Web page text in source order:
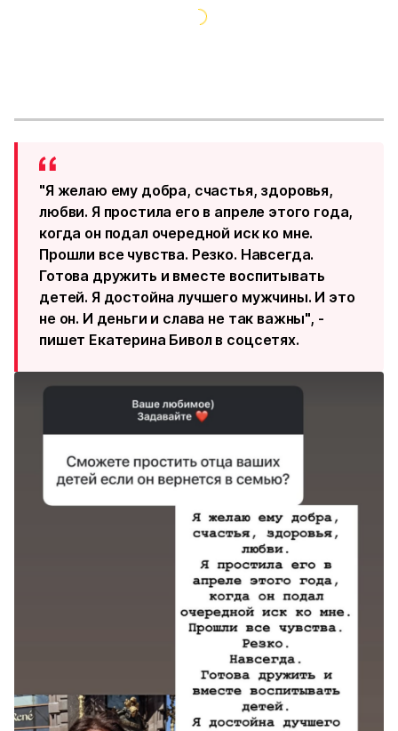
"Я желаю ему добра, счастья, здоровья,
любви. Я простила его в апреле этого года,
когда он подал очередной иск ко мне.
Прошли все чувства. Резко. Навсегда.
Готова дружить и вместе воспитывать
детей. Я достойна лучшего мужчины. И это
не он. И деньги и слава не так важны", -
пишет Екатерина Бивол в соцсетях.